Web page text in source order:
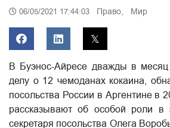
06/05/2021 17:44:03 Право, Мир
В Буэнос-Айресе дважды в месяц
делу о 12 чемоданах кокаина,
посольства России в Аргентине в
рассказывают об особой роли в
секретаря посольства Олега